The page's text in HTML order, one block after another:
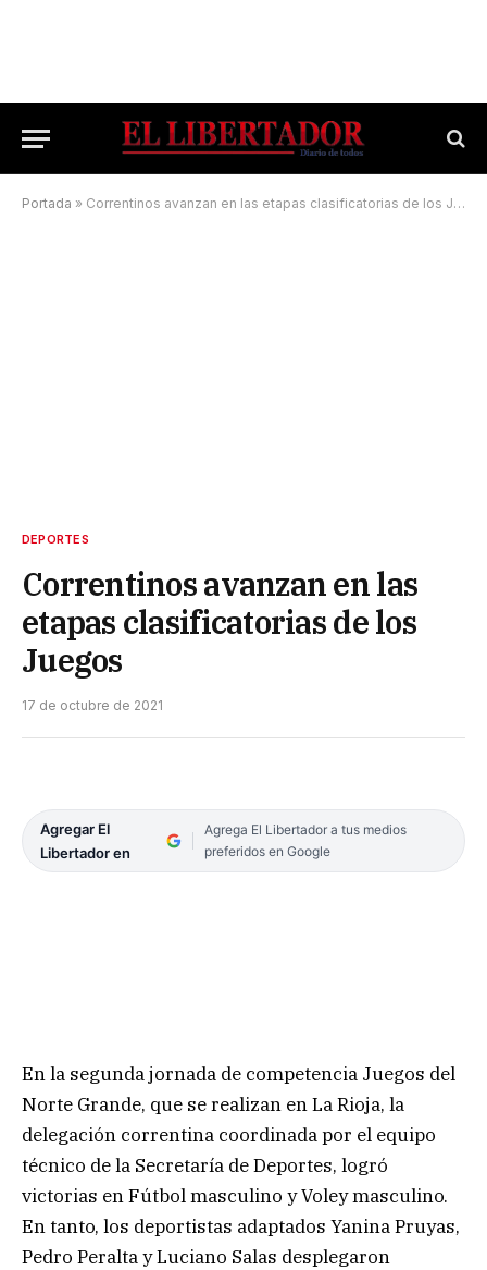
Portada » Correntinos avanzan en las etapas clasificatorias de los Juegos
DEPORTES
Correntinos avanzan en las
etapas clasificatorias de los
Juegos
17 de octubre de 2021
Agregar El
Libertador en
Agrega El Libertador a tus medios
preferidos en Google
En la segunda jornada de competencia Juegos del
Norte Grande, que se realizan en La Rioja, la
delegación correntina coordinada por el equipo
técnico de la Secretaría de Deportes, logró
victorias en Fútbol masculino y Voley masculino.
En tanto, los deportistas adaptados Yanina Pruyas,
Pedro Peralta y Luciano Salas desplegaron